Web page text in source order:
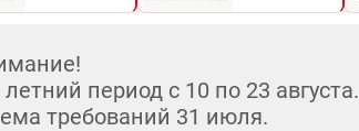
период с 10 по 23 августа.
требований 31 июля.